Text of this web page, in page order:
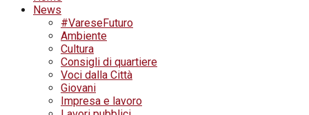
News
#VareseFuturo
Ambiente
Cultura
Consigli di quartiere
Voci dalla Città
Giovani
Impresa e lavoro